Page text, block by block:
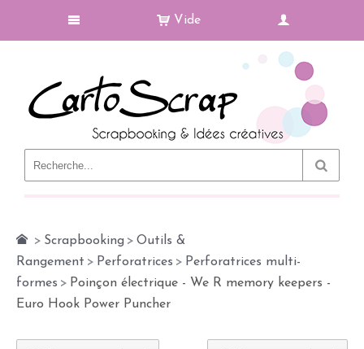
Vide
> Scrapbooking > Outils &
Rangement > Perforatrices > Perforatrices multi-
formes > Poinçon électrique - We R memory keepers -
Euro Hook Power Puncher